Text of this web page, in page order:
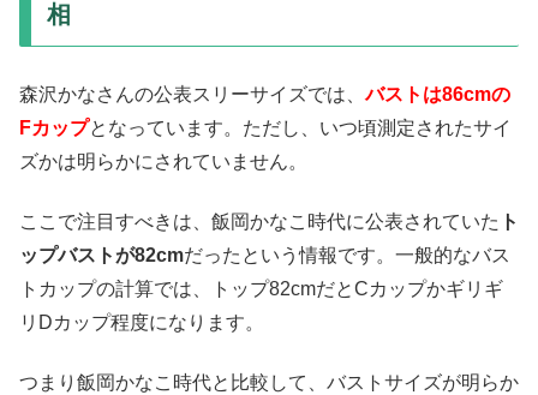
相
森沢かなさんの公表スリーサイズでは、バストは86cmの
Fカップとなっています。ただし、いつ頃測定されたサイ
ズかは明らかにされていません。
ここで注目すべきは、飯岡かなこ時代に公表されていた ト
ップバストが82cmだったという情報です。一般的なバス
トカップの計算では、トップ82cmだとCカップかギリギ
リDカップ程度になります。
つまり飯岡かなこ時代と比較して、バストサイズが明らか